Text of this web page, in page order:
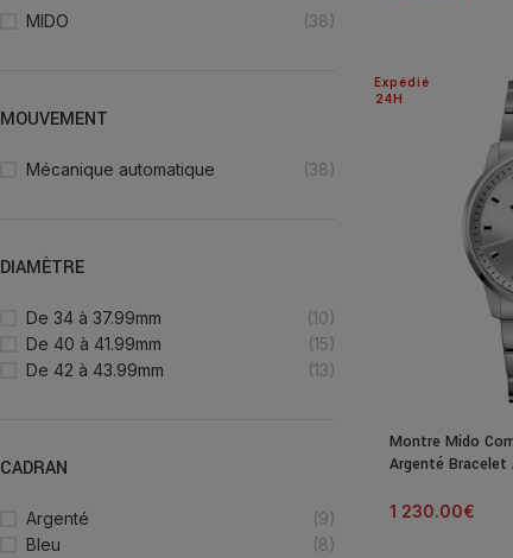
MIDO (38)
MOUVEMENT
Mécanique automatique (38)
DIAMÈTRE
De 34 à 37.99mm
(10)
De 40 à 41.99mm
(15)
De 42 à 43.99mm
(13)
CADRAN
Argenté
(9)
Bleu
(8)
24H
Expédié
Montre Mido
Argenté Bracelet
1 230.00€